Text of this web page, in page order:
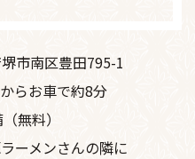
市南区豊田795-1
らお車で約8分
無料）
ーメンさんの隣に